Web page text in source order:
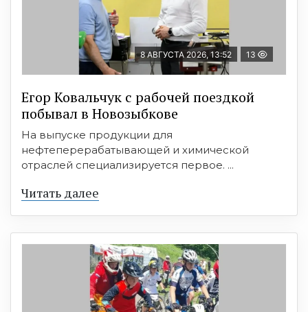
8 АВГУСТА 2026, 13:52 13
Егор Ковальчук с рабочей поездкой
побывал в Новозыбкове
На выпуске продукции для
нефтеперерабатывающей и химической
отраслей специализируется первое. ...
Читать далее